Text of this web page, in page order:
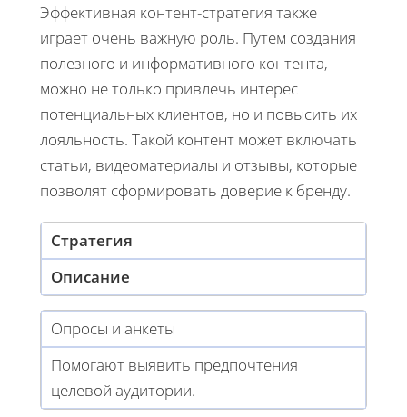
Эффективная контент-стратегия также
играет очень важную роль. Путем создания
полезного и информативного контента,
можно не только привлечь интерес
потенциальных клиентов, но и повысить их
лояльность. Такой контент может включать
статьи, видеоматериалы и отзывы, которые
позволят сформировать доверие к бренду.
Стратегия
Описание
Опросы и анкеты
Помогают выявить предпочтения
целевой аудитории.